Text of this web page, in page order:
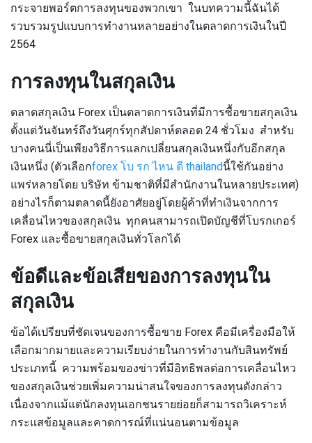
กระจายพอร์ตการลงทุนของพวกเขา ในบทความนี้ฉันได้
รวบรวมรูปแบบการทำงานหลายอย่างในตลาดการเงินในปี
2564
การลงทุนในสกุลเงิน
ตลาดสกุลเงิน Forex เป็นตลาดการเงินที่มีการซื้อขายสกุลเงิน
ตั้งแต่วันจันทร์ถึงวันศุกร์ทุกสัปดาห์ตลอด 24 ชั่วโมง สำหรับ
บางคนนี่เป็นเพียงวิธีการแลกเปลี่ยนสกุลเงินหนึ่งกับอีกสกุล
เงินหนึ่ง (ตัวเลือกforex โบ รก ไหน ดี thailandนี้ใช้กันอย่าง
แพร่หลายโดย บริษัท ข้ามชาติที่มีสำนักงานในหลายประเทศ)
อย่างไรก็ตามตลาดนี้ยังอาศัยอยู่โดยผู้ค้าที่ทำเงินจากการ
เคลื่อนไหวของสกุลเงิน ทุกคนสามารถเปิดบัญชีที่โบรกเกอร์
Forex และซื้อขายสกุลเงินทั่วโลกได้
ข้อดีและข้อเสียของการลงทุนใน
สกุลเงิน
ข้อได้เปรียบที่ชัดเจนของการซื้อขาย Forex คือมีเครื่องมือให้
เลือกมากมายและความเรียบง่ายในการทำงานกับสินทรัพย์
ประเภทนี้ ความพร้อมของข่าวที่มีอิทธิพลต่อการเคลื่อนไหว
ของสกุลเงินช่วยเพิ่มความน่าสนใจของการลงทุนดังกล่าว
เนื่องจากแม้แต่นักลงทุนเอกชนรายย่อยก็สามารถวิเคราะห์
กระแสข้อมูลและคาดการณ์ที่แน่นอนตามข้อมูล